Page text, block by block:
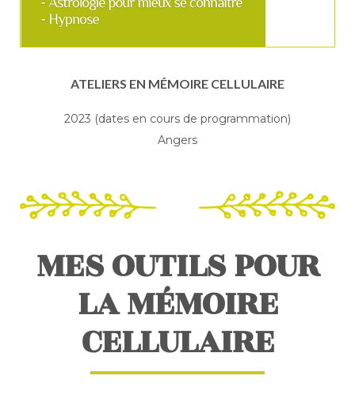
ATELIERS EN MÉMOIRE CELLULAIRE
2023 (dates en cours de programmation)
Angers
MES OUTILS POUR
LA MÉMOIRE
CELLULAIRE